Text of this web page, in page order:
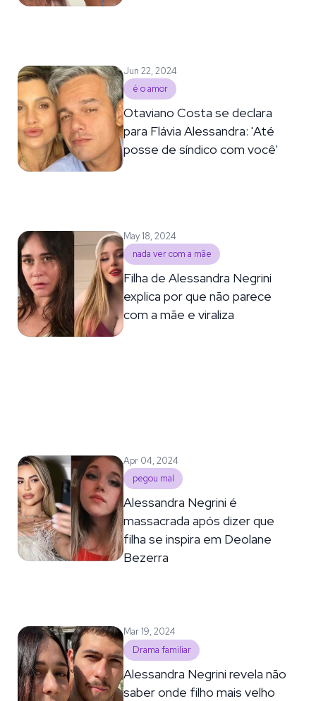
Jun 22, 2024
é o amor
Otaviano Costa se declara
para Flávia Alessandra: 'Até
posse de síndico com você'
May 18, 2024
nada ver com a mãe
Filha de Alessandra Negrini
explica por que não parece
com a mãe e viraliza
Apr 04, 2024
pegou mal
Alessandra Negrini é
massacrada após dizer que
filha se inspira em Deolane
Bezerra
Mar 19, 2024
Drama familiar
Alessandra Negrini revela não
saber onde filho mais velho